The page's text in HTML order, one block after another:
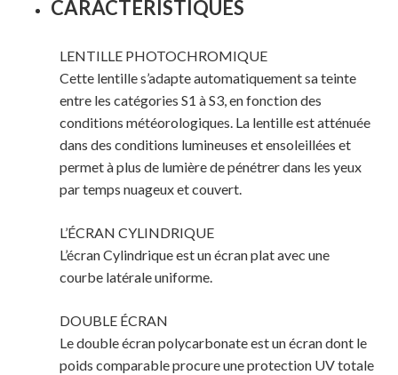
CARACTÉRISTIQUES
LENTILLE PHOTOCHROMIQUE
Cette lentille s’adapte automatiquement sa teinte
entre les catégories S1 à S3, en fonction des
conditions météorologiques. La lentille est atténuée
dans des conditions lumineuses et ensoleillées et
permet à plus de lumière de pénétrer dans les yeux
par temps nuageux et couvert.
L’ÉCRAN CYLINDRIQUE
L’écran Cylindrique est un écran plat avec une
courbe latérale uniforme.
DOUBLE ÉCRAN
Le double écran polycarbonate est un écran dont le
poids comparable procure une protection UV totale